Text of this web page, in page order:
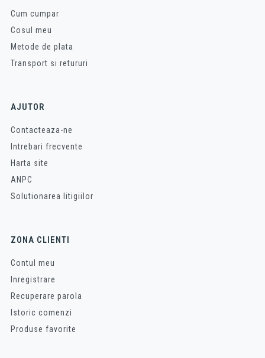
Cum cumpar
Cosul meu
Metode de plata
Transport si retururi
AJUTOR
Contacteaza-ne
Intrebari frecvente
Harta site
ANPC
Solutionarea litigiilor
ZONA CLIENTI
Contul meu
Inregistrare
Recuperare parola
Istoric comenzi
Produse favorite